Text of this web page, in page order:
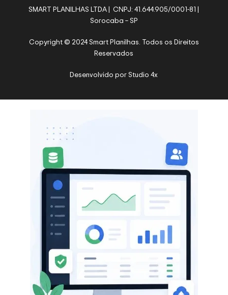
SMART PLANILHAS LTDA | CNPJ: 41.644.905/0001-81 |
Sorocaba – SP
Copyright © 2024 Smart Planilhas. Todos os Direitos
Reservados
Desenvolvido porStudio 4x